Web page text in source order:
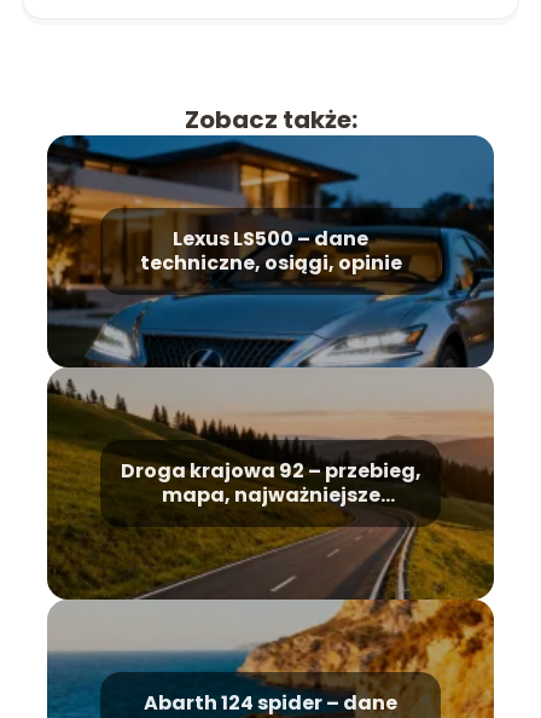
Zobacz także:
Lexus LS500 – dane
techniczne, osiągi, opinie
Droga krajowa 92 – przebieg,
mapa, najważniejsze
informacje
Abarth 124 spider – dane